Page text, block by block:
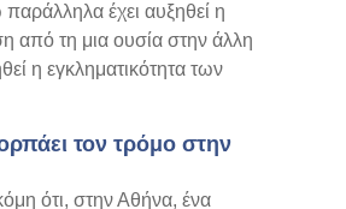
έχει αυξηθεί η
από τη μια ουσία στην άλλη
η εγκληματικότητα των
τον τρόμο στην
ότι, στην Αθήνα, ένα